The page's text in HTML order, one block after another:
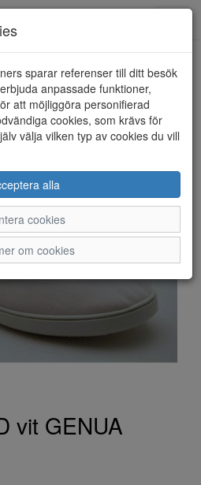
vit GENUA
sparar referenser till ditt besök
anpassade funktioner,
att möjliggöra personifierad
cookies, som krävs för
välja vilken typ av cookies du vill
alla
cookies
om cookies